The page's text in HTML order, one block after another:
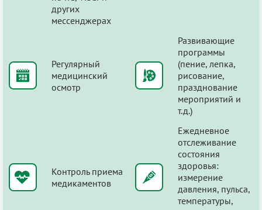
других
мессенджерах
Регулярный
медицинский
осмотр
Развивающие
программы
(пение, лепка,
рисование,
празднование
мероприятий и
т.д.)
Контроль приема
медикаментов
Ежедневное
отслеживание
состояния
здоровья:
измерение
давления, пульса,
температуры,